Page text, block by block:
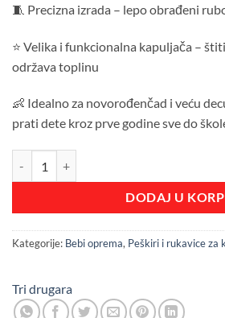
🧵 Precizna izrada – lepo obrađeni
⭐ Velika i funkcionalna kapuljača –
održava toplinu
👶 Idealno za novorođenčad i veću
prati dete kroz prve godine sve do
DODAJ U
Kategorije: Bebi oprema, Peškiri i rukavice za
Tri drugara